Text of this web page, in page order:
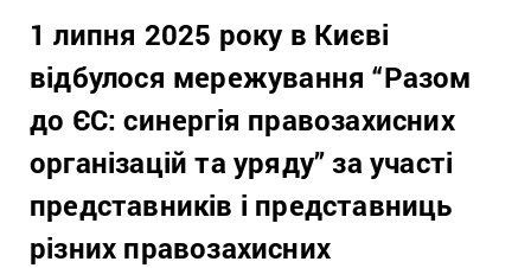
1 липня 2025 року в Києві
відбулося мережування “Разом
до ЄС: синергія правозахисних
організацій та уряду” за участі
представників і представниць
різних правозахисних